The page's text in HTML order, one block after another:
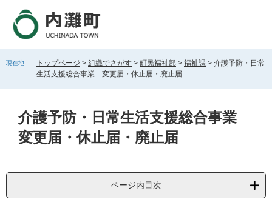
す
し
現在地 トップページ > 組織でさがす > 町民福祉部 > 福祉課 > 介護予防・日常
生活支援総合事業 変更届・休止届・廃止届
介護予防・日常生活支援総合事業
変更届・休止届・廃止届
ページ内目次